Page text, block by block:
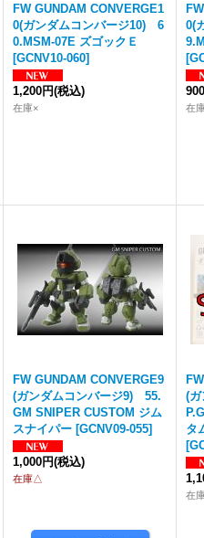
FW GUNDAM CONVERGE1
0(ガンダムコンバージ10) 6
0.MSM-07E ズゴックＥ
[GCNV10-060]
1,200円(税込)
在庫×
0(
[
在
FW GUNDAM CONVERGE9
(ガンダムコンバージ9) 55.
GM SNIPER CUSTOM ジム
スナイパー [GCNV09-055]
1,000円(税込)
在庫△
(
タ
[
在